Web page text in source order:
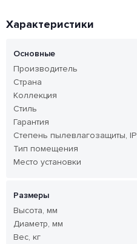
Характеристики
Основные
Производитель
Страна
Коллекция
Стиль
Гарантия
Степень пылевлагозащиты, IP
Тип помещения
Место установки
Размеры
Высота, мм
Диаметр, мм
Вес, кг